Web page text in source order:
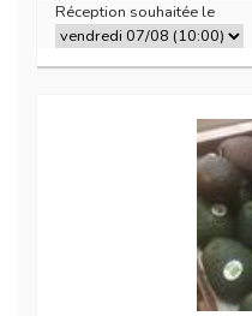
Réception souhaitée le